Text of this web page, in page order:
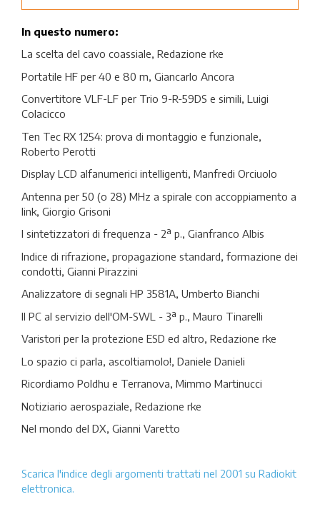
In questo numero:
La scelta del cavo coassiale, Redazione rke
Portatile HF per 40 e 80 m, Giancarlo Ancora
Convertitore VLF-LF per Trio 9-R-59DS e simili, Luigi
Colacicco
Ten Tec RX 1254: prova di montaggio e funzionale,
Roberto Perotti
Display LCD alfanumerici intelligenti, Manfredi Orciuolo
Antenna per 50 (o 28) MHz a spirale con accoppiamento a
link, Giorgio Grisoni
I sintetizzatori di frequenza - 2ª p., Gianfranco Albis
Indice di rifrazione, propagazione standard, formazione dei
condotti, Gianni Pirazzini
Analizzatore di segnali HP 3581A, Umberto Bianchi
Il PC al servizio dell'OM-SWL - 3ª p., Mauro Tinarelli
Varistori per la protezione ESD ed altro, Redazione rke
Lo spazio ci parla, ascoltiamolo!, Daniele Danieli
Ricordiamo Poldhu e Terranova, Mimmo Martinucci
Notiziario aerospaziale, Redazione rke
Nel mondo del DX, Gianni Varetto
Scarica l'indice degli argomenti trattati nel 2001 su Radiokit
elettronica.